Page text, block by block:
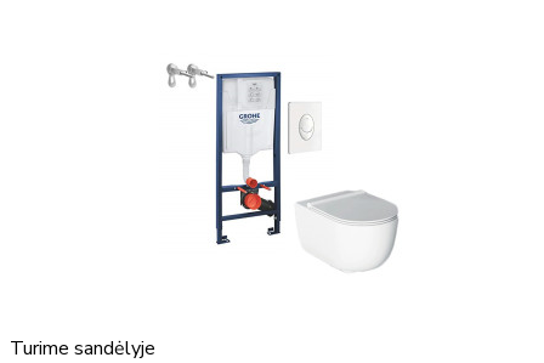
Turime sandėlyje